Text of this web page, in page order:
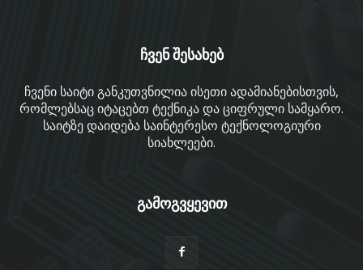
ჩვენ შესახებ
ჩვენი საიტი განკუთვნილია ისეთი ადამიანებისთვის,
რომლებსაც იტაცებთ ტექნიკა და ციფრული სამყარო.
საიტზე დაიდება საინტერესო ტექნოლოგიური
სიახლეები.
გამოგვყევით